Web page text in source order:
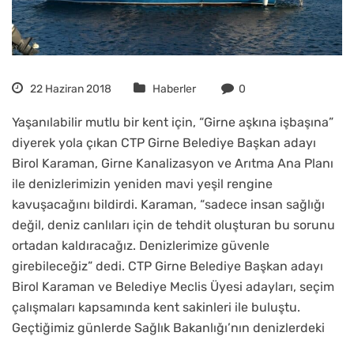
22 Haziran 2018 Haberler 0
Yaşanılabilir mutlu bir kent için, “Girne aşkına işbaşına”
diyerek yola çıkan CTP Girne Belediye Başkan adayı
Birol Karaman, Girne Kanalizasyon ve Arıtma Ana Planı
ile denizlerimizin yeniden mavi yeşil rengine
kavuşacağını bildirdi. Karaman, “sadece insan sağlığı
değil, deniz canlıları için de tehdit oluşturan bu sorunu
ortadan kaldıracağız. Denizlerimize güvenle
girebileceğiz” dedi. CTP Girne Belediye Başkan adayı
Birol Karaman ve Belediye Meclis Üyesi adayları, seçim
çalışmaları kapsamında kent sakinleri ile buluştu.
Geçtiğimiz günlerde Sağlık Bakanlığı’nın denizlerdeki